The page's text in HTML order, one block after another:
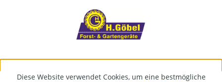
Diese Website verwendet Cookies, um eine bestmögliche